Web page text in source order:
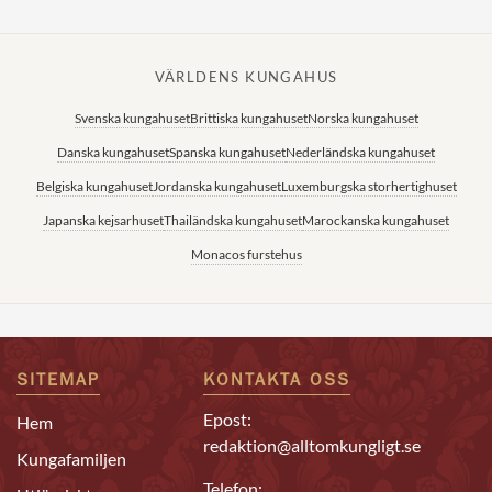
VÄRLDENS KUNGAHUS
Svenska kungahusetBrittiska kungahusetNorska kungahuset
Danska kungahusetSpanska kungahusetNederländska kungahuset
Belgiska kungahusetJordanska kungahusetLuxemburgska storhertighuset
Japanska kejsarhusetThailändska kungahusetMarockanska kungahuset
Monacos furstehus
SITEMAP
Hem
Kungafamiljen
KONTAKTA OSS
Epost:
redaktion@alltomkungligt.se